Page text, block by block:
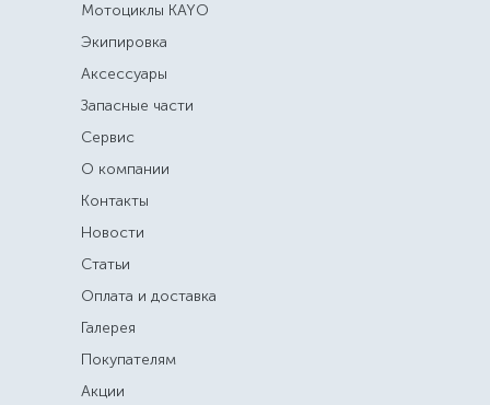
Мотоциклы KAYO
Экипировка
Аксессуары
Запасные части
Сервис
О компании
Контакты
Новости
Статьи
Оплата и доставка
Галерея
Покупателям
Акции